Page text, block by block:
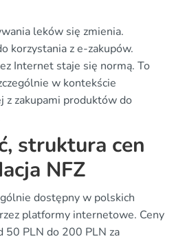
leków się zmienia.
korzystania z e-zakupów.
Internet staje się normą. To
w kontekście
z zakupami produktów do
struktura cen
NFZ
dostępny w polskich
platformy internetowe. Ceny
50 PLN do 200 PLN za